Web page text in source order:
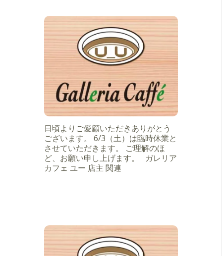
日頃よりご愛顧いただきありがとう
ございます。 6/3（土）は臨時休業と
させていただきます。 ご理解のほ
ど、お願い申し上げます。 ガレリア
カフェ ユー 店主 関連